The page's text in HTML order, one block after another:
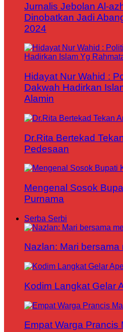
Jurnalis Jebolan Al-
Dinobatkan Jadi
2024
Hidayat Nur Wahid :
Dakwah Hadirkan
Alamin
Dr.Rita Bertekad
Pedesaan
Mengenal Sosok
Purnama
Serba Serbi
Nazlan: Mari
Kodim Langkat Gelar
Empat Warga Prancis